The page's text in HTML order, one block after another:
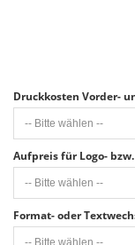
Druckkosten Vorder-
Aufpreis für Logo-
Format- oder